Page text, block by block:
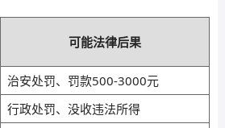
可能法律后果
治安处罚、罚款500-3000元
行政处罚、没收违法所得